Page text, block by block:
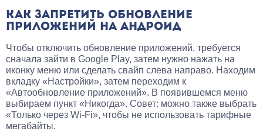
КАК ЗАПРЕТИТЬ ОБНОВЛЕНИЕ
ПРИЛОЖЕНИЙ НА АНДРОИД
Чтобы отключить обновление приложений, требуется
сначала зайти в Google Play, затем нужно нажать на
иконку меню или сделать свайп слева направо. Находим
вкладку «Настройки», затем переходим к
«Автообновление приложений». В появившемся меню
выбираем пункт «Никогда». Совет: можно также выбрать
«Только через Wi-Fi», чтобы не использовать тарифные
мегабайты.